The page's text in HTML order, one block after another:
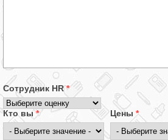
Сотрудник HR*
Кто вы* Цены *